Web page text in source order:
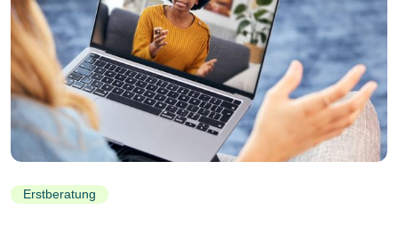
Erstberatung